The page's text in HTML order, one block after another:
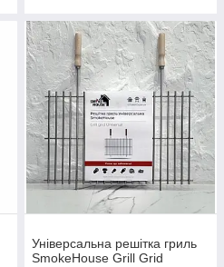
Універсальна решітка гриль
SmokeHouse Grill Grid